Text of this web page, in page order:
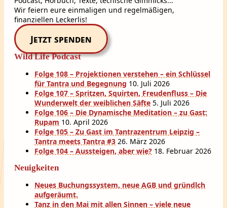
Wir feiern eure einmaligen und regelmäßigen,
finanziellen Leckerlis!
Jetzt spenden
Wild Life Podcast
Folge 108 – Projektionen verstehen – ein Schlüssel
für Tantra und Begegnung 10. Juli 2026
Folge 107 – Spritzen, Squirten, Freudenfluss – Die
Wunderwelt der weiblichen Säfte 5. Juli 2026
Folge 106 – Die Dynamische Meditation – zu Gast:
Rupam 10. April 2026
Folge 105 – Zu Gast im Tantrazentrum Leipzig –
Tantra meets Tantra #3 26. März 2026
Folge 104 – Aussteigen, aber wie? 18. Februar 2026
Neuigkeiten
Neues Buchungssystem, neue AGB und gründlch
aufgeräumt.
Tanz in den Mai mit allen Sinnen – viele neue